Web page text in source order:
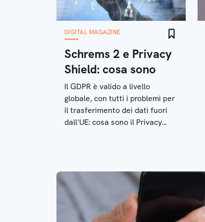
DIGITAL MAGAZINE
Schrems 2 e Privacy
Shield: cosa sono
Il GDPR è valido a livello
globale, con tutti i problemi per
il trasferimento dei dati fuori
dall'UE: cosa sono il Privacy